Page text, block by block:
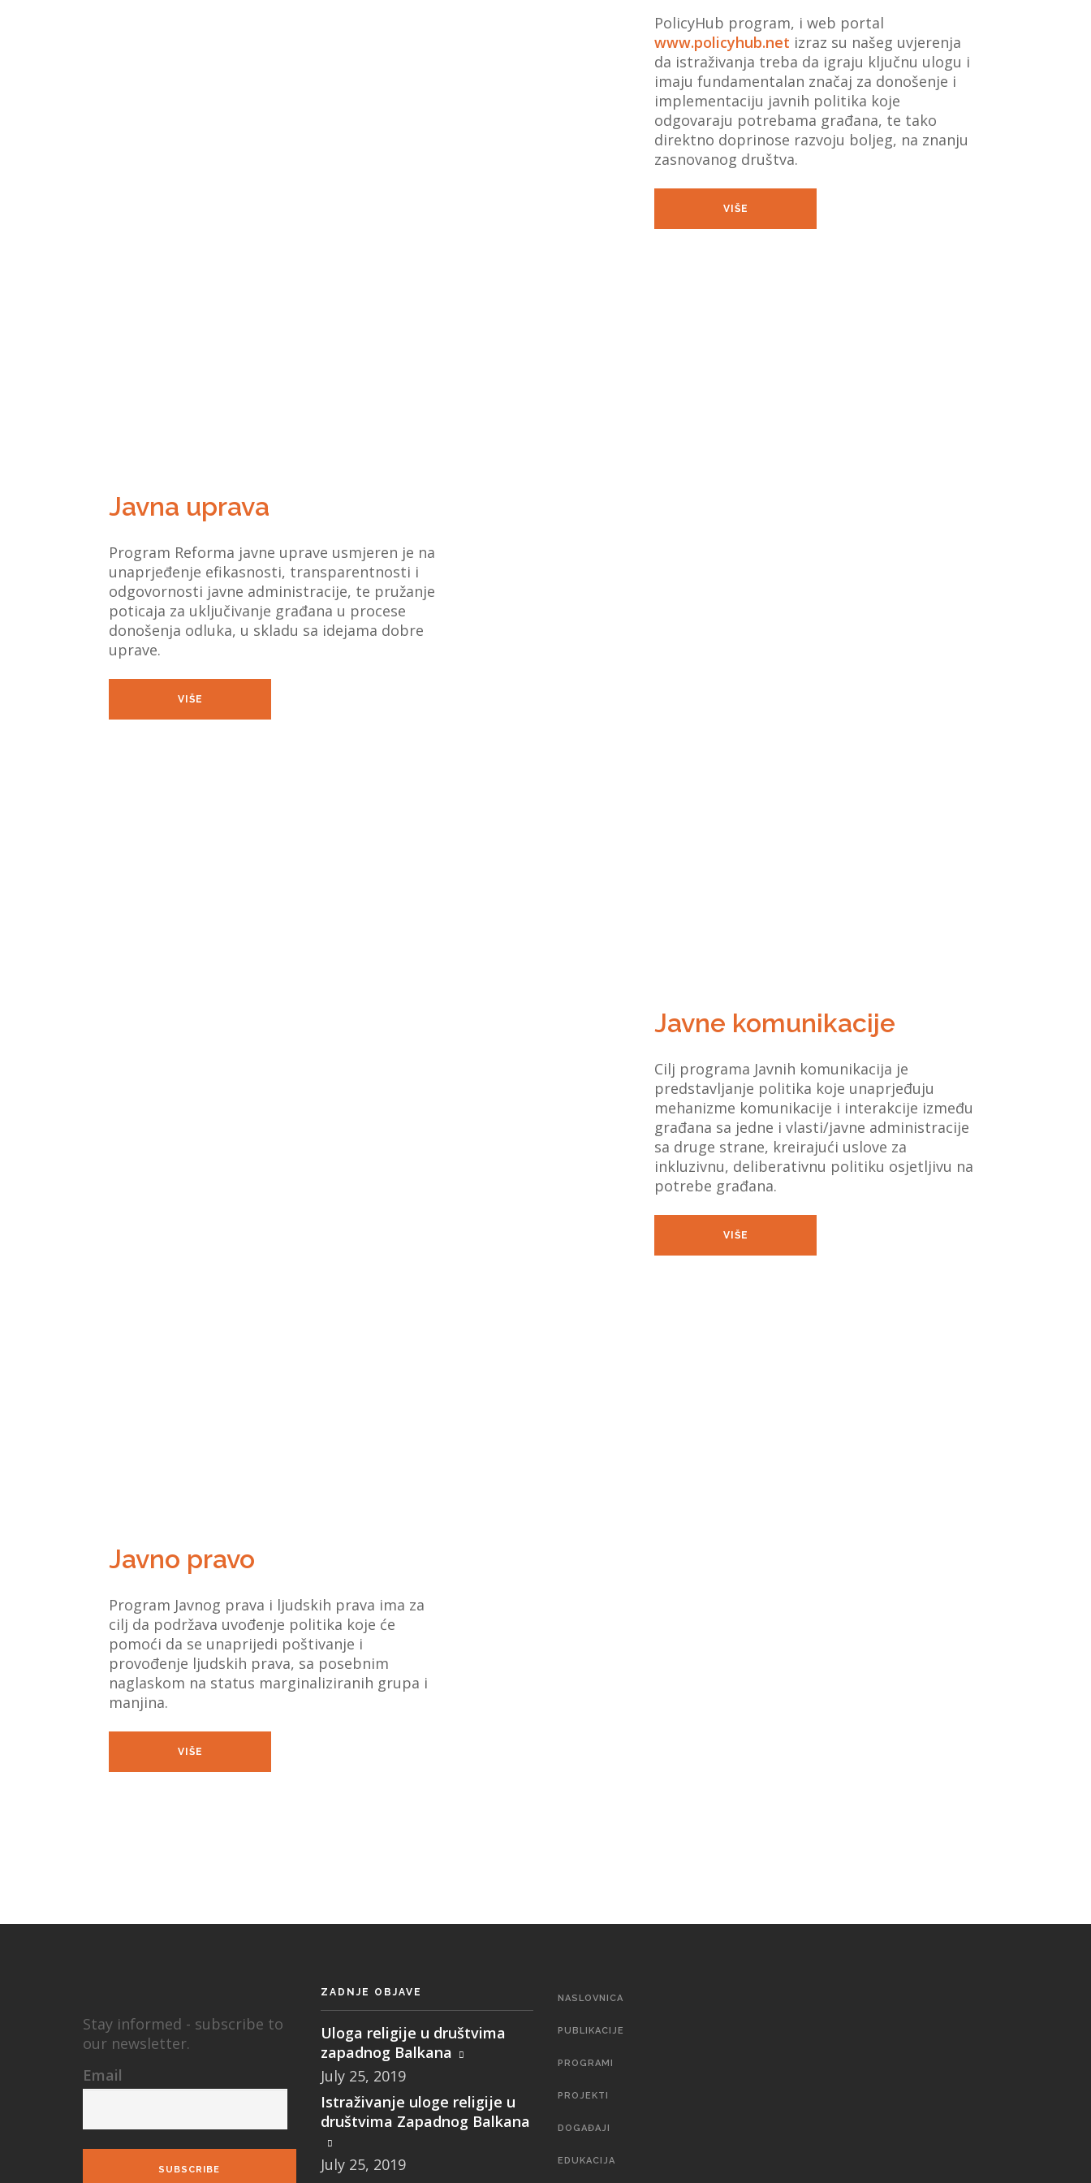
PolicyHub program, i web portal
www.policyhub.net izraz su našeg uvjerenja
da istraživanja treba da igraju ključnu ulogu i
imaju fundamentalan značaj za donošenje i
implementaciju javnih politika koje
odgovaraju potrebama građana, te tako
direktno doprinose razvoju boljeg, na znanju
zasnovanog društva.
VIŠE
Javna uprava
Program Reforma javne uprave usmjeren je na
unaprjeđenje efikasnosti, transparentnosti i
odgovornosti javne administracije, te pružanje
poticaja za uključivanje građana u procese
donošenja odluka, u skladu sa idejama dobre
uprave.
VIŠE
Javne komunikacije
Cilj programa Javnih komunikacija je
predstavljanje politika koje unaprjeđuju
mehanizme komunikacije i interakcije između
građana sa jedne i vlasti/javne administracije
sa druge strane, kreirajući uslove za
inkluzivnu, deliberativnu politiku osjetljivu na
potrebe građana.
VIŠE
Javno pravo
Program Javnog prava i ljudskih prava ima za
cilj da podržava uvođenje politika koje će
pomoći da se unaprijedi poštivanje i
provođenje ljudskih prava, sa posebnim
naglaskom na status marginaliziranih grupa i
manjina.
VIŠE
Stay informed - subscribe to
our newsletter.
Email
SUBSCRIBE
ZADNJE OBJAVE
Uloga religije u društvima
zapadnog Balkana
July 25, 2019
Istraživanje uloge religije u
društvima Zapadnog Balkana
July 25, 2019
MAIN
NASLOVNICA
PUBLIKACIJE
PROGRAMI
PROJEKTI
DOGAĐAJI
EDUKACIJA